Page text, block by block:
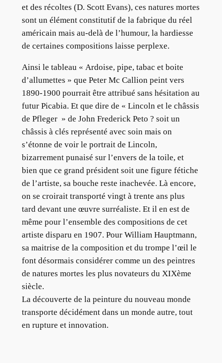
et des récoltes (D. Scott Evans), ces natures mortes
sont un élément constitutif de la fabrique du réel
américain mais au-delà de l’humour, la hardiesse
de certaines compositions laisse perplexe.
Ainsi le tableau « Ardoise, pipe, tabac et boite
d’allumettes » que Peter Mc Callion peint vers
1890-1900 pourrait être attribué sans hésitation au
futur Picabia. Et que dire de « Lincoln et le châssis
de Pfleger » de John Frederick Peto ? soit un
châssis à clés représenté avec soin mais on
s’étonne de voir le portrait de Lincoln,
bizarrement punaisé sur l’envers de la toile, et
bien que ce grand président soit une figure fétiche
de l’artiste, sa bouche reste inachevée. Là encore,
on se croirait transporté vingt à trente ans plus
tard devant une œuvre surréaliste. Et il en est de
même pour l’ensemble des compositions de cet
artiste disparu en 1907. Pour William Hauptmann,
sa maitrise de la composition et du trompe l’œil le
font désormais considérer comme un des peintres
de natures mortes les plus novateurs du XIXème
siècle.
La découverte de la peinture du nouveau monde
transporte décidément dans un monde autre, tout
en rupture et innovation.